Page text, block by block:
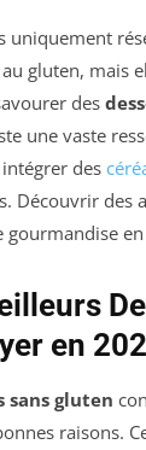
uniquement
gluten, mais
des
une vaste
des
Découvrir des
en
sans gluten
raisons.